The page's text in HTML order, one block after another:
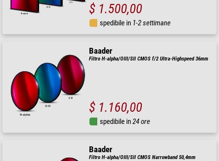
$ 1.500,00
spedibile in 1-2 settimane
Baader
Filtro H-alpha/OIII/SII CMOS f/2 Ultra-Highspeed 36mm
$ 1.160,00
spedibile in24 ore
Baader
Filtro H-alpha/OIII/SII CMOS Narrowband 50,4mm